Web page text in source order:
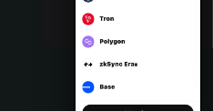
Português (Brasil)